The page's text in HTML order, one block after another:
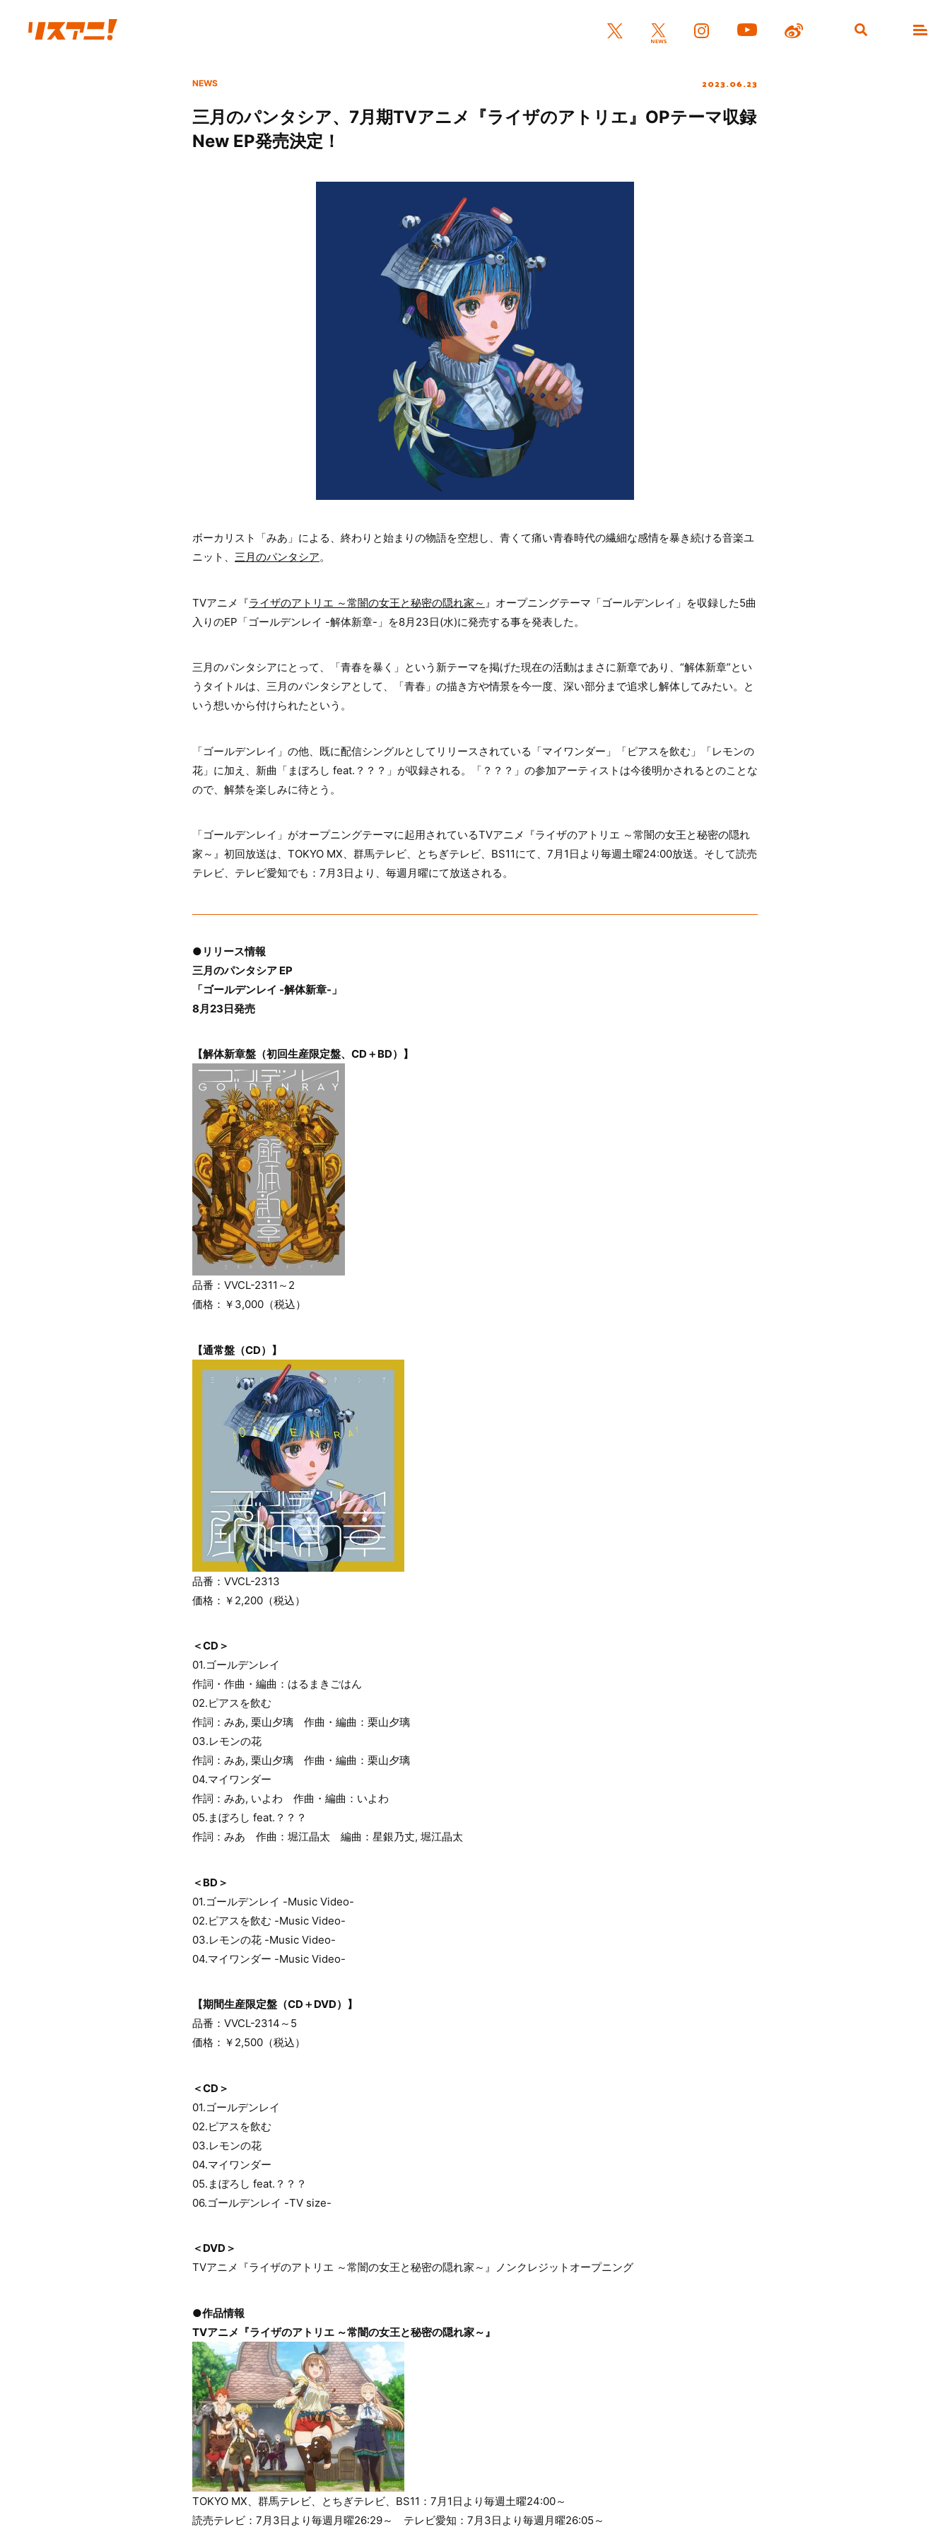
NEWS 2023.06.23
三月のパンタシア、7月期TVアニメ『ライザのアトリエ』OPテーマ収録
New EP発売決定！
ボーカリスト「みあ」による、終わりと始まりの物語を空想し、青くて痛い青春時代の繊細な感情を暴き続ける音楽ユ
ニット、 三月のパンタシア。
TVアニメ『ライザのアトリエ ～常闇の女王と秘密の隠れ家～ 』オープニングテーマ「ゴールデンレイ」を収録した5曲
入りのEP「ゴールデンレイ -解体新章-」を8月23日(水)に発売する事を発表した。
三月のパンタシアにとって、「青春を暴く」という新テーマを掲げた現在の活動はまさに新章であり、“解体新章”とい
うタイトルは、三月のパンタシアとして、「青春」の描き方や情景を今一度、深い部分まで追求し解体してみたい。と
いう想いから付けられたという。
「ゴールデンレイ」の他、既に配信シングルとしてリリースされている「マイワンダー」「ピアスを飲む」「レモンの
花」に加え、新曲「まぼろし feat.？？？」が収録される。「？？？」の参加アーティストは今後明かされるとのことな
ので、解禁を楽しみに待とう。
「ゴールデンレイ」がオープニングテーマに起用されているTVアニメ『ライザのアトリエ ～常闇の女王と秘密の隠れ
家～』初回放送は、TOKYO MX、群馬テレビ、とちぎテレビ、BS11にて、7月1日より毎週土曜24:00放送。そして読売
テレビ、テレビ愛知でも：7月3日より、毎週月曜にて放送される。
●リリース情報
三月のパンタシア EP
「ゴールデンレイ -解体新章-」
8月23日発売
【解体新章盤（初回生産限定盤、CD＋BD）】
品番：VVCL-2311～2
価格：￥3,000（税込）
【通常盤（CD）】
品番：VVCL-2313
価格：￥2,200（税込）
＜CD＞
01.ゴールデンレイ
作詞・作曲・編曲：はるまきごはん
02.ピアスを飲む
作詞：みあ, 栗山夕璃 作曲・編曲：栗山夕璃
03.レモンの花
作詞：みあ, 栗山夕璃 作曲・編曲：栗山夕璃
04.マイワンダー
作詞：みあ, いよわ 作曲・編曲：いよわ
05.まぼろし feat.？？？
作詞：みあ 作曲：堀江晶太 編曲：星銀乃丈, 堀江晶太
＜BD＞
01.ゴールデンレイ -Music Video-
02.ピアスを飲む -Music Video-
03.レモンの花 -Music Video-
04.マイワンダー -Music Video-
【期間生産限定盤（CD＋DVD）】
品番：VVCL-2314～5
価格：￥2,500（税込）
＜CD＞
01.ゴールデンレイ
02.ピアスを飲む
03.レモンの花
04.マイワンダー
05.まぼろし feat.？？？
06.ゴールデンレイ -TV size-
＜DVD＞
TVアニメ『ライザのアトリエ ～常闇の女王と秘密の隠れ家～』ノンクレジットオープニング
●作品情報
TVアニメ『ライザのアトリエ ～常闇の女王と秘密の隠れ家～』
TOKYO MX、群馬テレビ、とちぎテレビ、BS11：7月1日より毎週土曜24:00～
読売テレビ：7月3日より毎週月曜26:29～ テレビ愛知：7月3日より毎週月曜26:05～